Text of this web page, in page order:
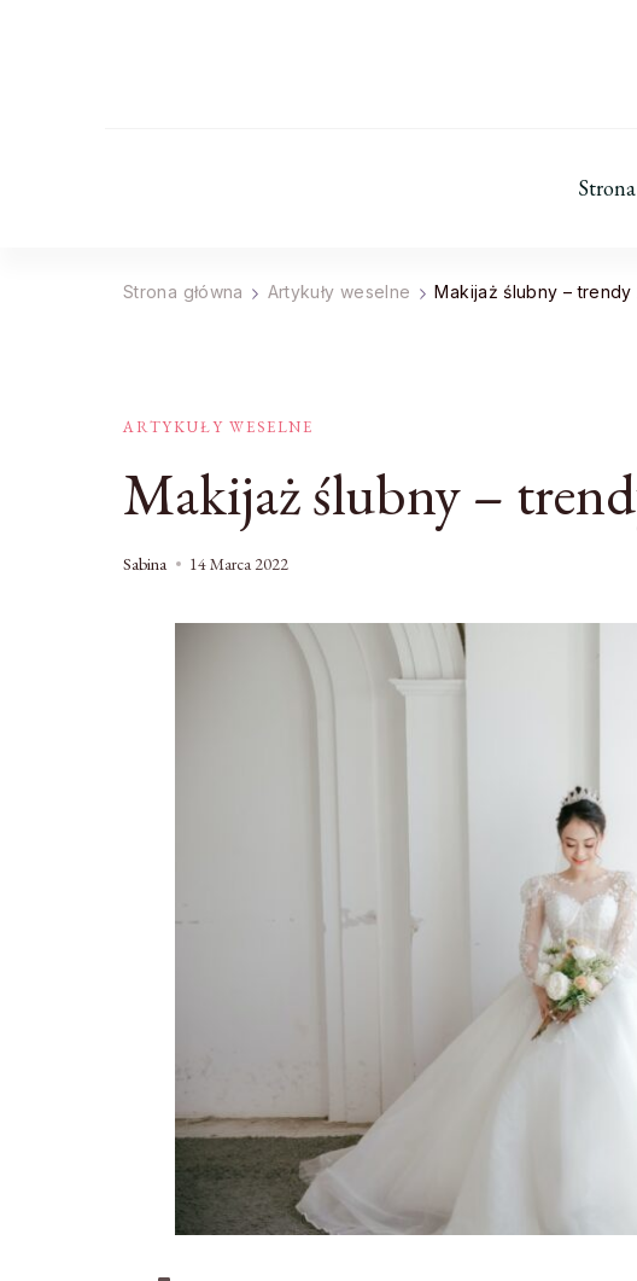
Strona główna Artykuły weselne Makijaż ślubny – trendy
ARTYKUŁY WESELNE
Makijaż ślubny –
Sabina 14 Marca 2022